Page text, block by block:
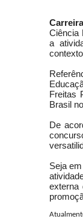
Ciência
a
Freitas
Brasil
De
Seja
externa